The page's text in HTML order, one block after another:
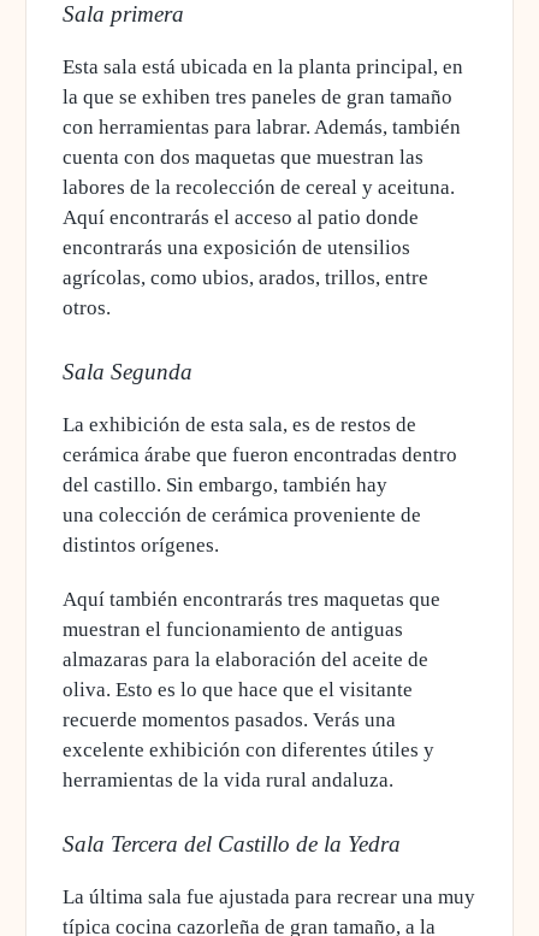
Sala primera
Esta sala está ubicada en la planta principal, en
la que se exhiben tres paneles de gran tamaño
con herramientas para labrar. Además, también
cuenta con dos maquetas que muestran las
labores de la recolección de cereal y aceituna.
Aquíencontrarás el acceso al patio donde
encontrarás una exposición de utensilios
agrícolas, como ubios, arados, trillos, entre
otros.
Sala Segunda
La exhibición de esta sala, es de restos de
cerámica árabe que fueron encontradas dentro
del castillo. Sin embargo, también hay
unacolección de cerámica proveniente de
distintos orígenes.
Aquí también encontrarás tres maquetas que
muestran el funcionamiento de antiguas
almazaras para la elaboración del aceite de
oliva. Esto es lo que hace que el visitante
recuerde momentos pasados. Verás una
excelente exhibición con diferentes útiles y
herramientas de la vida rural andaluza.
Sala Tercera del Castillo de la Yedra
La última sala fue ajustada para recrear una muy
típica cocina cazorleña de gran tamaño, a la